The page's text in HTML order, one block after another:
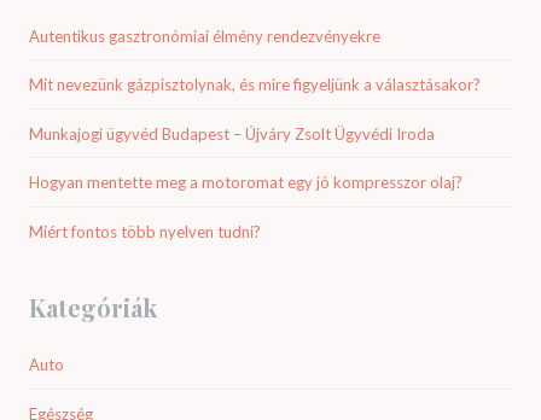
Autentikus gasztronómiai élmény rendezvényekre
Mit nevezünk gázpisztolynak, és mire figyeljünk a választásakor?
Munkajogi ügyvéd Budapest – Újváry Zsolt Ügyvédi Iroda
Hogyan mentette meg a motoromat egy jó kompresszor olaj?
Miért fontos több nyelven tudni?
Kategóriák
Auto
Egészség